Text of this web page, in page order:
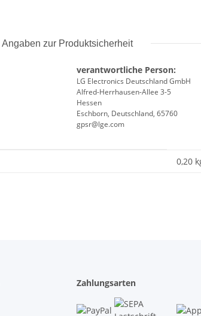
Angaben zur Produktsicherheit
verantwortliche Person:
LG Electronics Deutschland GmbH
Alfred-Herrhausen-Allee 3-5
Hessen
Eschborn, Deutschland, 65760
gpsr@lge.com
0,20
Zahlungsarten